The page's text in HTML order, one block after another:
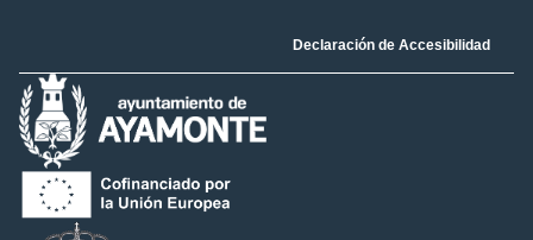
Declaración de Accesibilidad